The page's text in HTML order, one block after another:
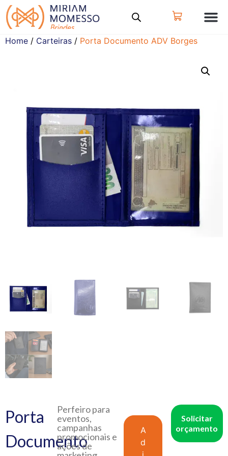
Home / Carteiras / Porta Documento ADV Borges
Porta
Documento
Perfeiro para
eventos,
campanhas
promocionais e
ações de
A
d
Solicitar
orçamento